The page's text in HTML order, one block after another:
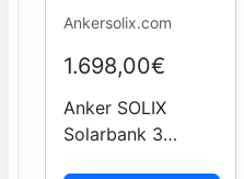
Ankersolix.com
1.698,00€
Anker SOLIX
Solarbank 3